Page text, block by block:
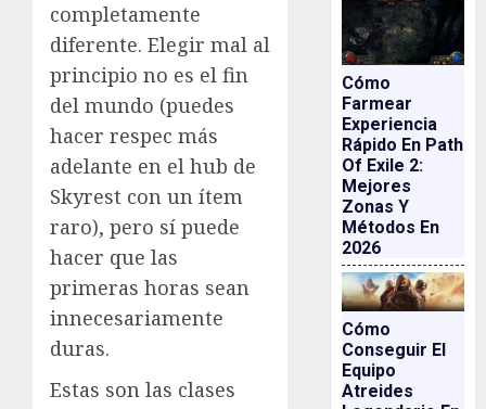
completamente
diferente. Elegir mal al
principio no es el fin
del mundo (puedes
hacer respec más
adelante en el hub de
Skyrest con un ítem
raro), pero sí puede
hacer que las
primeras horas sean
innecesariamente
duras.
Estas son las clases
Cómo
Farmear
Experiencia
Rápido En Path
Of Exile 2:
Mejores
Zonas Y
Métodos En
2026
Cómo
Conseguir El
Equipo
Atreides